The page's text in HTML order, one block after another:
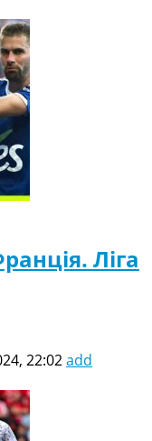
Ліга
22:02add